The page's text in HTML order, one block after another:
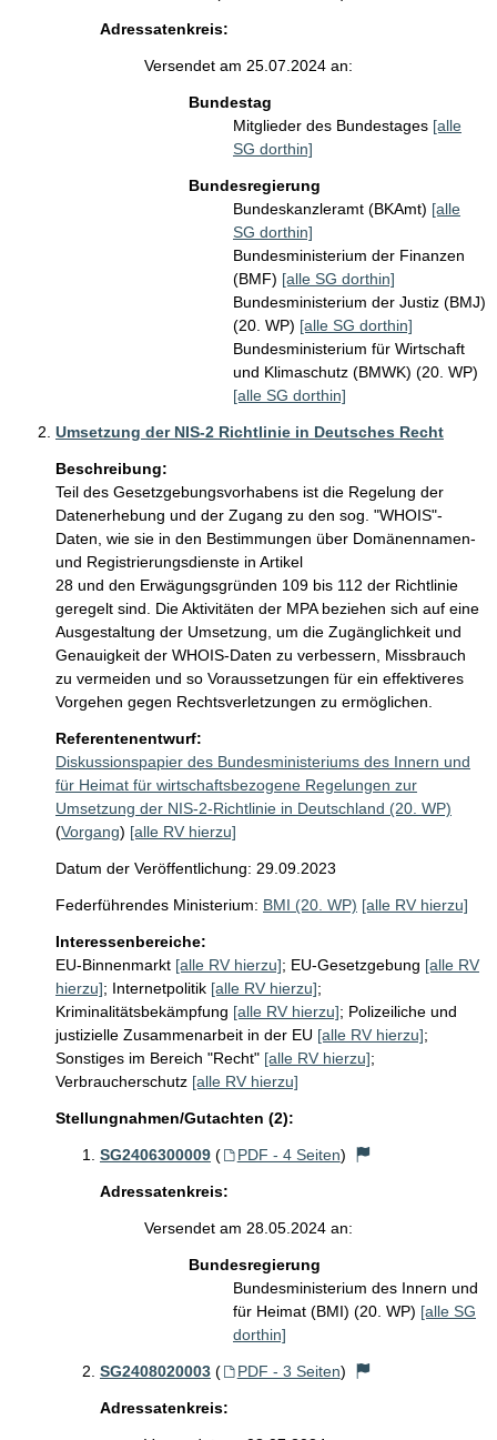
Adressatenkreis:
Versendet am 25.07.2024 an:
Bundestag
Mitglieder des Bundestages [alle
SG dorthin]
Bundesregierung
Bundeskanzleramt (BKAmt) [alle
SG dorthin]
Bundesministerium der Finanzen
(BMF) [alle SG dorthin]
Bundesministerium der Justiz (BMJ)
(20. WP) [alle SG dorthin]
Bundesministerium für Wirtschaft
und Klimaschutz (BMWK) (20. WP)
[alle SG dorthin]
Umsetzung der NIS-2 Richtlinie in Deutsches Recht
Beschreibung:
Teil des Gesetzgebungsvorhabens ist die Regelung der
Datenerhebung und der Zugang zu den sog. "WHOIS"-
Daten, wie sie in den Bestimmungen über Domänennamen-
und Registrierungsdienste in Artikel
28 und den Erwägungsgründen 109 bis 112 der Richtlinie
geregelt sind. Die Aktivitäten der MPA beziehen sich auf eine
Ausgestaltung der Umsetzung, um die Zugänglichkeit und
Genauigkeit der WHOIS-Daten zu verbessern, Missbrauch
zu vermeiden und so Voraussetzungen für ein effektiveres
Vorgehen gegen Rechtsverletzungen zu ermöglichen.
Referentenentwurf:
Diskussionspapier des Bundesministeriums des Innern und
für Heimat für wirtschaftsbezogene Regelungen zur
Umsetzung der NIS-2-Richtlinie in Deutschland (20. WP)
(Vorgang) [alle RV hierzu]
Datum der Veröffentlichung: 29.09.2023
Federführendes Ministerium: BMI (20. WP) [alle RV hierzu]
Interessenbereiche:
EU-Binnenmarkt [alle RV hierzu]; EU-Gesetzgebung [alle RV
hierzu]; Internetpolitik [alle RV hierzu];
Kriminalitätsbekämpfung [alle RV hierzu]; Polizeiliche und
justizielle Zusammenarbeit in der EU [alle RV hierzu];
Sonstiges im Bereich "Recht" [alle RV hierzu];
Verbraucherschutz [alle RV hierzu]
Stellungnahmen/Gutachten (2):
SG2406300009 ( PDF - 4 Seiten)
Adressatenkreis:
Versendet am 28.05.2024 an:
Bundesregierung
Bundesministerium des Innern und
für Heimat (BMI) (20. WP) [alle SG
dorthin]
SG2408020003 ( PDF - 3 Seiten)
Adressatenkreis: